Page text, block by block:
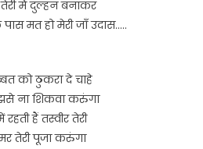
तेरी मैं दुल्हन बनाकर
मत हो मेरी जाँ उदास…..
को ठुकरा दे चाहे
ना शिकवा करुंगा
हैं तस्वीर तेरी
तेरी पूजा करुंगा